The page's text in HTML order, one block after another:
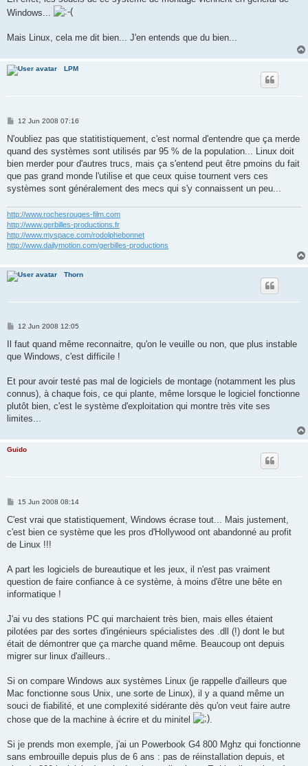
Windows...
Mais Linux, cela me dit bien... J'en entends que du bien...
LPM
P
s
12 Jun 2008 07:16
N'oubliez pas que statitistiquement, c'est normal d'entendre que ça merde
quand des systèmes sont utilisés par 95 % de la population... Linux doit
bien merder pour d'autres trucs, mais ça s'entend peut être pmoins du fait
que pas grand monde l'utilise et que ceux quise tournent vers ces
systèmes sont généralement des mecs qui s'y connaissent un peu...
http://www.rochesrouges-film.com
http://www.gerbilles-productions.fr
http://www.myspace.com/rodolphebonnet
http://www.dailymotion.com/gerbilles-productions
Thorn
P
s
12 Jun 2008 12:05
Il faut quand même reconnaitre, qu'on le veuille ou non, que plus instable
que Windows, c'est difficile !
Et pour avoir testé pas mal de logiciels de montage (notamment les plus
connus), à chaque fois, ce qui plante, même lorsque le logiciel fonctionne
plutôt bien, c'est le système d'exploitation qui montre très vite ses
limites...
Guido
P
s
15 Jun 2008 08:14
C'est vrai que statistiquement, Windows écrase tout... Mais justement,
c'est bien ce système que les pros d'Hollywood ont abandonné au profit
de Linux !!!
A part les logiciels de bureautique et les jeux, il n'est pas vraiment
question de faire confiance à ce système, à moins d'être une bête en
informatique !
J'ai vu des stations PC qui marchaient très bien, mais elles étaient
pilotées par des sortes d'ingénieurs spécialistes des .dll (!) dont le but
était de démontrer que ça marche quand même. Beaucoup ont depuis
migrer sur linux d'ailleurs..
Si on compare Windows aux systèmes Linux (je rappelle d'ailleurs que
Mac fonctionne sous Unix, une sorte de Linux), il y a quand même un
souci de fiabilité, et une complexité sidérante dès qu'on veut faire autre
chose que de la machine à écrire et du minitel
Si je prends mon exemple, j'ai un Powerbook G4 800 Mghz qui fonctionne
sans embrouille depuis plus de 6 ans : pas de réinstallation depuis, et